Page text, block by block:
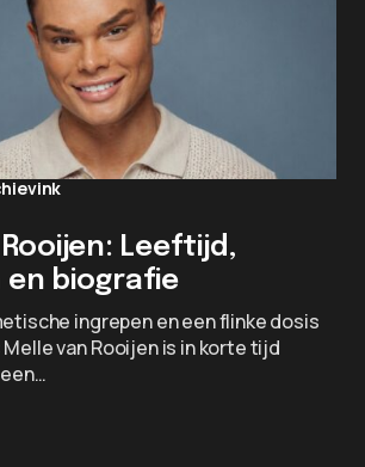
Leeftijd,
en biografie
ingrepen en een flinke dosis
van Rooijen is in korte tijd